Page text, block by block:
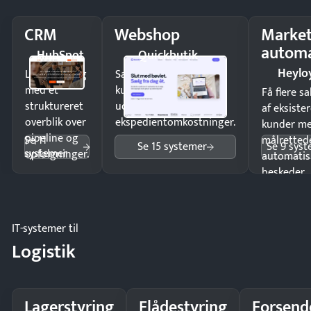
CRM
HubSpot
Luk flere salg
med et
struktureret
overblik over
pipeline og
opfølgninger.
Se 11
systemer
Webshop
Quickbutik
Sælg produkter 24/7 til
kunder i hele landet
uden
ekspedientomkostninger.
Se 15 systemer
Få flere
af
kunder
beskeder.
Se 9
IT-systemer til
Logistik